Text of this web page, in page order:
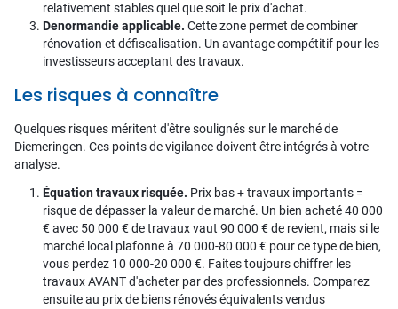
relativement stables quel que soit le prix d'achat.
Denormandie applicable. Cette zone permet de combiner
rénovation et défiscalisation. Un avantage compétitif pour les
investisseurs acceptant des travaux.
Les risques à connaître
Quelques risques méritent d'être soulignés sur le marché de
Diemeringen. Ces points de vigilance doivent être intégrés à votre
analyse.
Équation travaux risquée. Prix bas + travaux importants =
risque de dépasser la valeur de marché. Un bien acheté 40 000
€ avec 50 000 € de travaux vaut 90 000 € de revient, mais si le
marché local plafonne à 70 000-80 000 € pour ce type de bien,
vous perdez 10 000-20 000 €. Faites toujours chiffrer les
travaux AVANT d'acheter par des professionnels. Comparez
ensuite au prix de biens rénovés équivalents vendus